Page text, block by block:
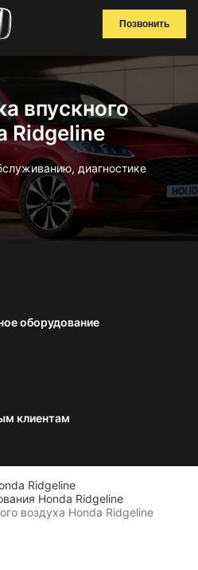
Позвонить
впускного
Ridgeline
диагностике
оборудование
клиентам
Ridgeline
Honda Ridgeline
воздуха Honda Ridgeline